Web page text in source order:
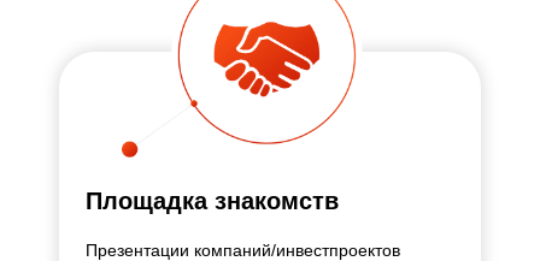
Площадка знакомств
Презентации компаний/инвестпроектов